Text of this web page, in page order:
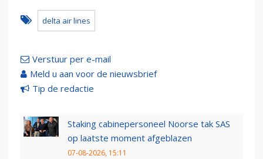
delta air lines
Verstuur per e-mail
Meld u aan voor de nieuwsbrief
Tip de redactie
Staking cabinepersoneel Noorse tak SAS
op laatste moment afgeblazen
07-08-2026, 15:11